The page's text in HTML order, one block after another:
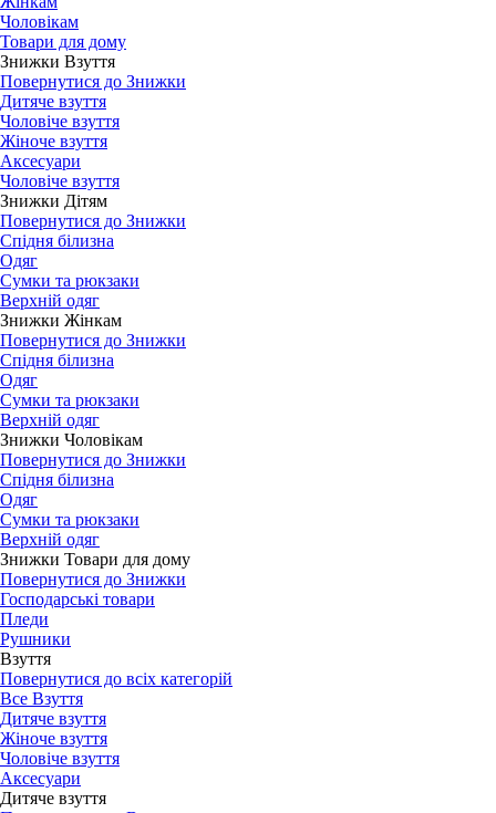
Чоловікам
Товари для дому
Знижки Взуття
Повернутися до Знижки
Дитяче взуття
Чоловіче взуття
Жіноче взуття
Аксесуари
Чоловіче взуття
Знижки Дітям
Повернутися до Знижки
Спідня білизна
Одяг
Сумки та рюкзаки
Верхній одяг
Знижки Жінкам
Повернутися до Знижки
Спідня білизна
Одяг
Сумки та рюкзаки
Верхній одяг
Знижки Чоловікам
Повернутися до Знижки
Спідня білизна
Одяг
Сумки та рюкзаки
Верхній одяг
Знижки Товари для дому
Повернутися до Знижки
Господарські товари
Пледи
Рушники
Взуття
Повернутися до всіх категорій
Все Взуття
Дитяче взуття
Жіноче взуття
Чоловіче взуття
Аксесуари
Дитяче взуття